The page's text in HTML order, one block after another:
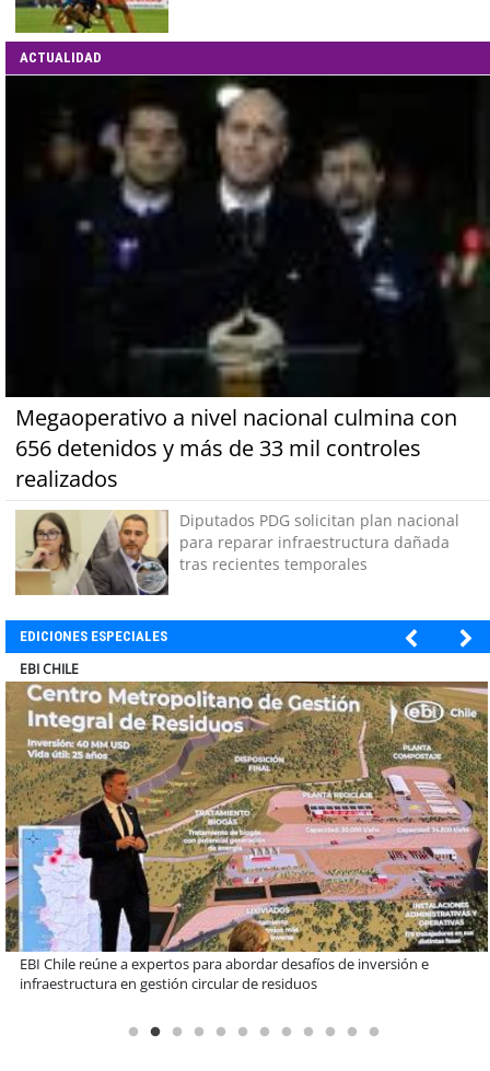
ACTUALIDAD
Megaoperativo a nivel nacional culmina con
656 detenidos y más de 33 mil controles
realizados
Diputados PDG solicitan plan nacional
para reparar infraestructura dañada
tras recientes temporales
EDICIONES ESPECIALES
SOPRAVAL
Más de 1.600 alumnos han sido parte de programa Súper Sano de
Sopraval en lo que va del año